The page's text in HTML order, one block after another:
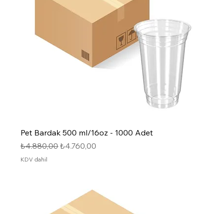
Pet Bardak 500 ml/16oz - 1000 Adet
Normal Fiyat
₺4.880,00İndirimli Fiyat
₺4.760,00
KDV dahil